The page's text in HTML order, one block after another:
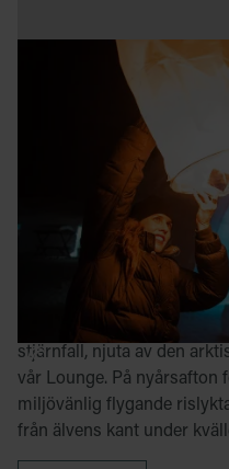
Nyår på
På nyårsafton serveras en
nyårsmiddag på
Hembygdsgården
rekommenderar att ni
på ICEHOTEL Restaurant
vänligen kontakta oss på
ring oss på 0980-668 00.
Efter middagen finns det
stjärnfall, njuta av den
vår Lounge. På nyårsafton
miljövänlig flygande
från älvens kant under